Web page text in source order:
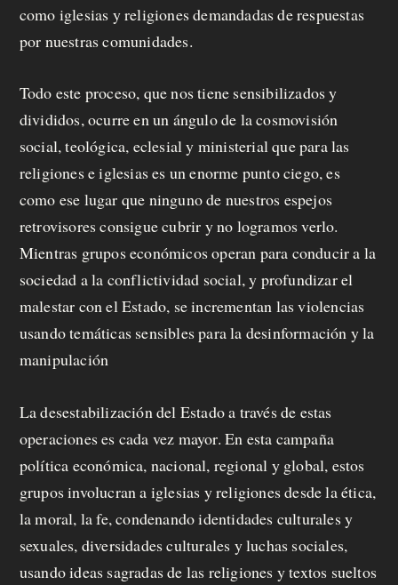
como iglesias y religiones demandadas de respuestas
por nuestras comunidades.
Todo este proceso, que nos tiene sensibilizados y
divididos, ocurre en un ángulo de la cosmovisión
social, teológica, eclesial y ministerial que para las
religiones e iglesias es un enorme punto ciego, es
como ese lugar que ninguno de nuestros espejos
retrovisores consigue cubrir y no logramos verlo.
Mientras grupos económicos operan para conducir a la
sociedad a la conflictividad social, y profundizar el
malestar con el Estado, se incrementan las violencias
usando temáticas sensibles para la desinformación y la
manipulación
La desestabilización del Estado a través de estas
operaciones es cada vez mayor. En esta campaña
política económica, nacional, regional y global, estos
grupos involucran a iglesias y religiones desde la ética,
la moral, la fe, condenando identidades culturales y
sexuales, diversidades culturales y luchas sociales,
usando ideas sagradas de las religiones y textos sueltos